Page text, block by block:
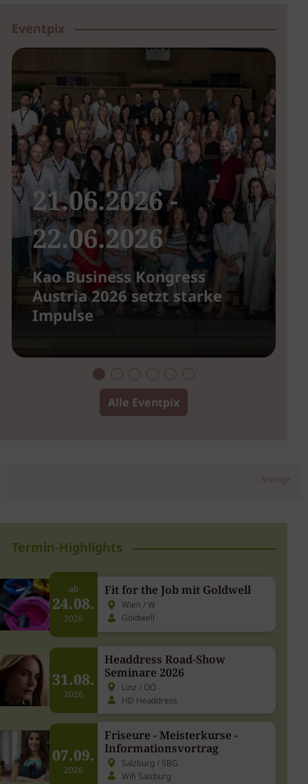
Eventpix
21.06.2026 -
22.06.2026
Kao Business Kongress
Austria 2026 setzt starke
Impulse
Alle Eventpix
Anzeige
Termin-Highlights
ab
24.08.
2026
Fit for the Job mit Goldwell
Wien / W
Goldwell
31.08.
2026
Headdress Road-Show
Seminare 2026
Linz / OÖ
HD Headdress
07.09.
2026
Friseure - Meisterkurse -
Informationsvortrag
Salzburg / SBG
Wifi Salzburg